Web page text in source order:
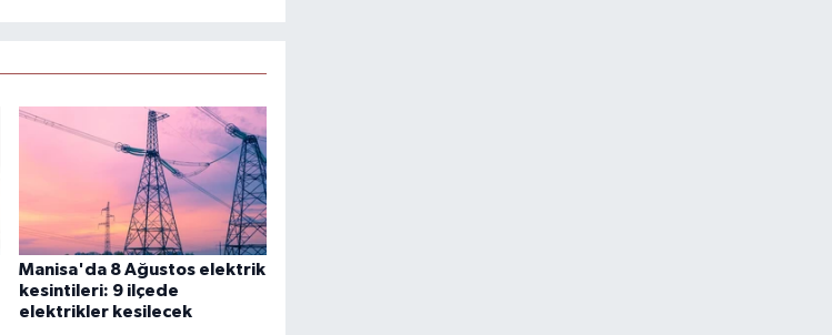
Manisa'da 8 Ağustos elektrik
kesintileri: 9 ilçede
elektrikler kesilecek